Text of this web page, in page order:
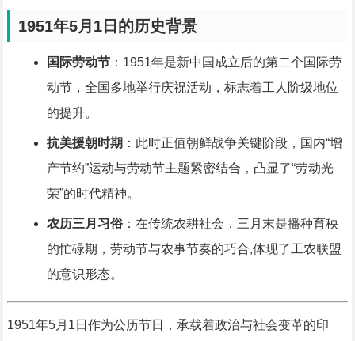
1951年5月1日的历史背景
国际劳动节：1951年是新中国成立后的第二个国际劳
动节，全国多地举行庆祝活动，标志着工人阶级地位
的提升。
抗美援朝时期 ：此时正值朝鲜战争关键阶段，国内“增
产节约”运动与劳动节主题紧密结合，凸显了“劳动光
荣”的时代精神。
农历三月习俗：在传统农耕社会，三月末是播种育秧
的忙碌期，劳动节与农事节奏的巧合,体现了工农联盟
的意识形态。
1951年5月1日作为公历节日，承载着政治与社会变革的印